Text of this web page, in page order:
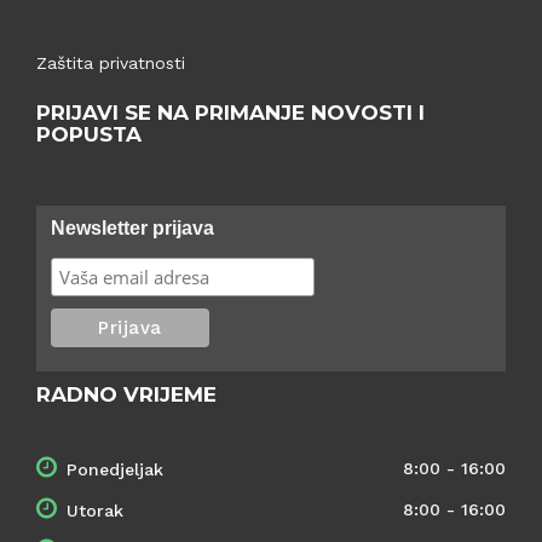
Zaštita privatnosti
PRIJAVI SE NA PRIMANJE NOVOSTI I
POPUSTA
Newsletter prijava
RADNO VRIJEME
Ponedjeljak 8:00 - 16:00
Utorak 8:00 - 16:00